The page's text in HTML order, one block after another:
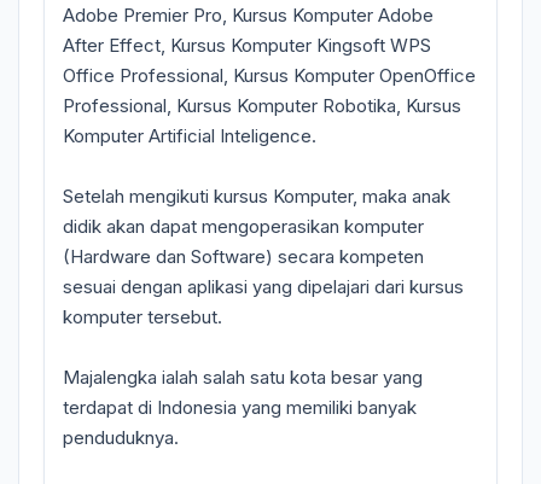
Adobe Premier Pro, Kursus Komputer Adobe
After Effect, Kursus Komputer Kingsoft WPS
Office Professional, Kursus Komputer OpenOffice
Professional, Kursus Komputer Robotika, Kursus
Komputer Artificial Inteligence.
Setelah mengikuti kursus Komputer, maka anak
didik akan dapat mengoperasikan komputer
(Hardware dan Software) secara kompeten
sesuai dengan aplikasi yang dipelajari dari kursus
komputer tersebut.
Majalengka ialah salah satu kota besar yang
terdapat di Indonesia yang memiliki banyak
penduduknya.